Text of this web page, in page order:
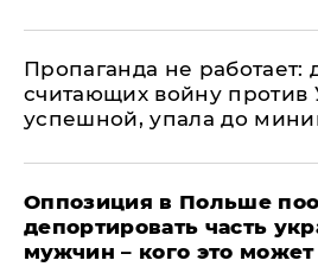
​Пропаганда не работает:
считающих войну против
успешной, упала до
Оппозиция в Польше
депортировать часть
мужчин – кого это может